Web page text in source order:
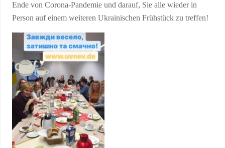
Ende von Corona-Pandemie und darauf, Sie alle wieder in
Person auf einem weiteren Ukrainischen Frühstück zu treffen!